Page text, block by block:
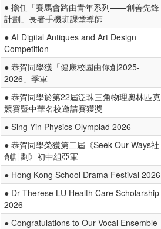
● 擔任「賽馬會路由青年系列——創善先鋒
計劃」長者手機班課堂導師
● AI Digital Antiques and Art Design
Competition
● 恭賀同學獲「健康校園由你創2025-
2026」季軍
● 恭賀同學於第22屆泛珠三角物理奧林匹克
競賽暨中華名校邀請賽獲獎
● Sing Yin Physics Olympiad 2026
● 恭賀同學榮獲第二屆《Seek Our Ways社
創計劃》初中組亞軍
● Hong Kong School Drama Festival 2026
● Dr Therese LU Health Care Scholarship
2026
● Congratulations to Our Vocal Ensemble